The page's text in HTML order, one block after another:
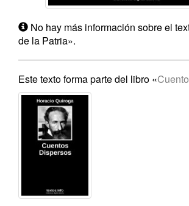
No hay más información sobre el
de la Patria».
Este texto forma parte del libro «